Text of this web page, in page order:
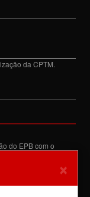
da CPTM.
do EPB com o
luta é o caminho e
×